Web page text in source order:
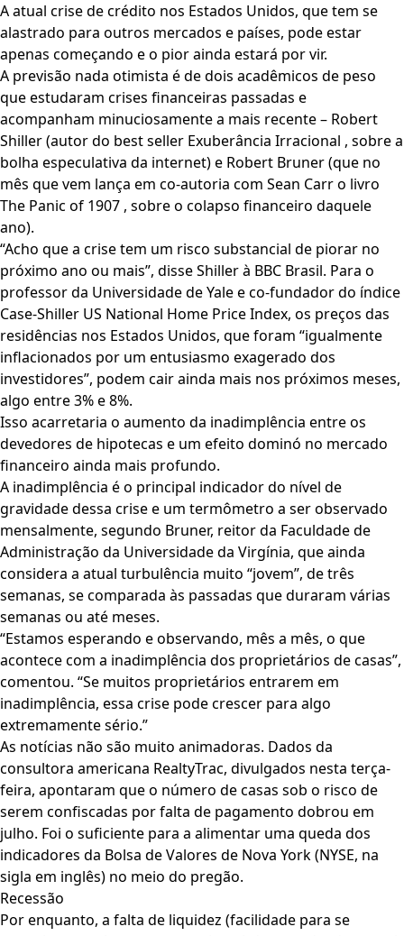
A atual crise de crédito nos Estados Unidos, que tem se
alastrado para outros mercados e países, pode estar
apenas começando e o pior ainda estará por vir.
A previsão nada otimista é de dois acadêmicos de peso
que estudaram crises financeiras passadas e
acompanham minuciosamente a mais recente – Robert
Shiller (autor do best seller Exuberância Irracional , sobre a
bolha especulativa da internet) e Robert Bruner (que no
mês que vem lança em co-autoria com Sean Carr o livro
The Panic of 1907 , sobre o colapso financeiro daquele
ano).
“Acho que a crise tem um risco substancial de piorar no
próximo ano ou mais”, disse Shiller à BBC Brasil. Para o
professor da Universidade de Yale e co-fundador do índice
Case-Shiller US National Home Price Index, os preços das
residências nos Estados Unidos, que foram “igualmente
inflacionados por um entusiasmo exagerado dos
investidores”, podem cair ainda mais nos próximos meses,
algo entre 3% e 8%.
Isso acarretaria o aumento da inadimplência entre os
devedores de hipotecas e um efeito dominó no mercado
financeiro ainda mais profundo.
A inadimplência é o principal indicador do nível de
gravidade dessa crise e um termômetro a ser observado
mensalmente, segundo Bruner, reitor da Faculdade de
Administração da Universidade da Virgínia, que ainda
considera a atual turbulência muito “jovem”, de três
semanas, se comparada às passadas que duraram várias
semanas ou até meses.
“Estamos esperando e observando, mês a mês, o que
acontece com a inadimplência dos proprietários de casas”,
comentou. “Se muitos proprietários entrarem em
inadimplência, essa crise pode crescer para algo
extremamente sério.”
As notícias não são muito animadoras. Dados da
consultora americana RealtyTrac, divulgados nesta terça-
feira, apontaram que o número de casas sob o risco de
serem confiscadas por falta de pagamento dobrou em
julho. Foi o suficiente para a alimentar uma queda dos
indicadores da Bolsa de Valores de Nova York (NYSE, na
sigla em inglês) no meio do pregão.
Recessão
Por enquanto, a falta de liquidez (facilidade para se